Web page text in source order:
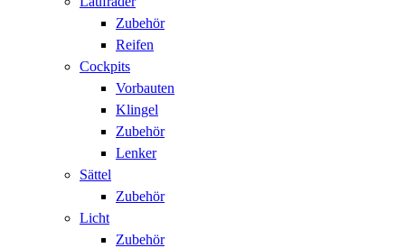
Zubehör
Reifen
Cockpits
Vorbauten
Klingel
Zubehör
Lenker
Sättel
Zubehör
Licht
Zubehör